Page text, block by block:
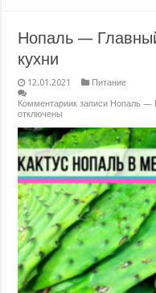
Нопаль —
кухни
12.01.2021
Питание
Комментариик записи Нопаль —
отключены